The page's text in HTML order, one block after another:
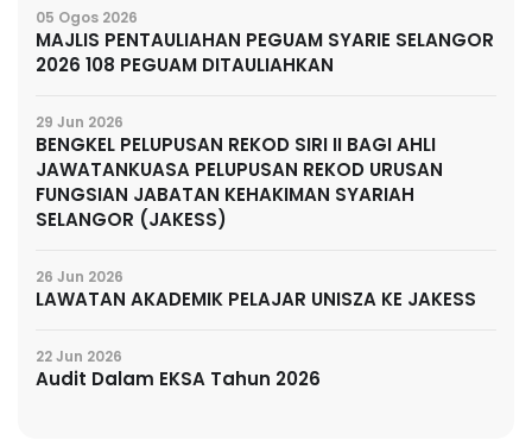
05 Ogos 2026
MAJLIS PENTAULIAHAN PEGUAM SYARIE SELANGOR
2026 108 PEGUAM DITAULIAHKAN
29 Jun 2026
BENGKEL PELUPUSAN REKOD SIRI II BAGI AHLI
JAWATANKUASA PELUPUSAN REKOD URUSAN
FUNGSIAN JABATAN KEHAKIMAN SYARIAH
SELANGOR (JAKESS)
26 Jun 2026
LAWATAN AKADEMIK PELAJAR UNISZA KE JAKESS
22 Jun 2026
Audit Dalam EKSA Tahun 2026